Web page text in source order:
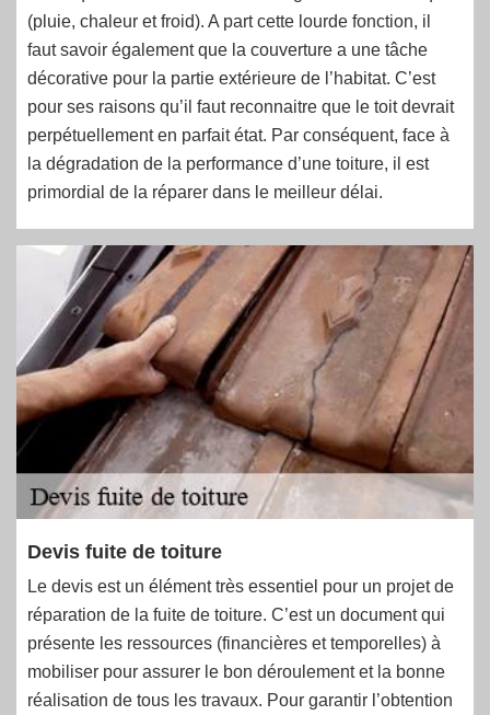
(pluie, chaleur et froid). A part cette lourde fonction, il
faut savoir également que la couverture a une tâche
décorative pour la partie extérieure de l’habitat. C’est
pour ses raisons qu’il faut reconnaitre que le toit devrait
perpétuellement en parfait état. Par conséquent, face à
la dégradation de la performance d’une toiture, il est
primordial de la réparer dans le meilleur délai.
Devis fuite de toiture
Le devis est un élément très essentiel pour un projet de
réparation de la fuite de toiture. C’est un document qui
présente les ressources (financières et temporelles) à
mobiliser pour assurer le bon déroulement et la bonne
réalisation de tous les travaux. Pour garantir l’obtention